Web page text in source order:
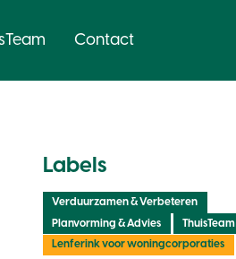
Contact
Labels
Verduurzamen & Verbeteren
Planvorming & Advies
ThuisTeam
Lenferink voor woningcorporaties